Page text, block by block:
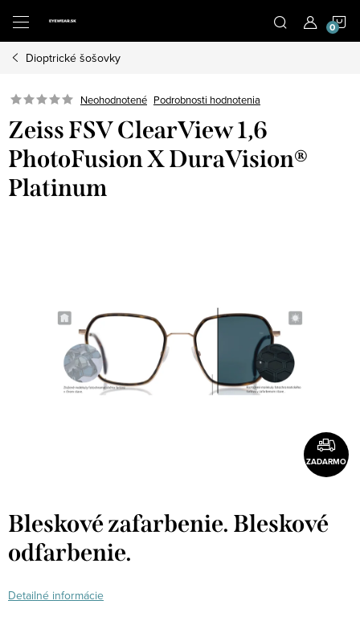
obsah
Dioptrické šošovky
Neohodnotené Podrobnosti hodnotenia
Zeiss FSV ClearView 1,6
PhotoFusion X DuraVision®
Platinum
ZADARMO
Bleskové zafarbenie. Bleskové
odfarbenie.
Detailné informácie